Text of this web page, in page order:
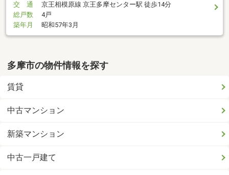
交 通
京王相模原線 京王多摩センター駅 徒歩14分
総戸数
4戸
築年月
昭和57年3月
多摩市の物件情報を探す
賃貸
中古マンション
新築マンション
中古一戸建て